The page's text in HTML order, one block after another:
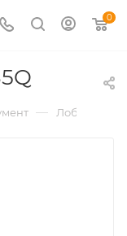
0
— Лобзики